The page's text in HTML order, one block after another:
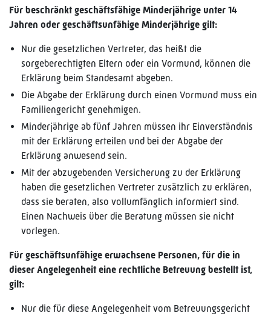
Für beschränkt geschäftsfähige Minderjährige unter 14
Jahren oder geschäftsunfähige Minderjährige gilt:
Nur die gesetzlichen Vertreter, das heißt die
sorgeberechtigten Eltern oder ein Vormund, können die
Erklärung beim Standesamt abgeben.
Die Abgabe der Erklärung durch einen Vormund muss ein
Familiengericht genehmigen.
Minderjährige ab fünf Jahren müssen ihr Einverständnis
mit der Erklärung erteilen und bei der Abgabe der
Erklärung anwesend sein.
Mit der abzugebenden Versicherung zu der Erklärung
haben die gesetzlichen Vertreter zusätzlich zu erklären,
dass sie beraten, also vollumfänglich informiert sind.
Einen Nachweis über die Beratung müssen sie nicht
vorlegen.
Für geschäftsunfähige erwachsene Personen, für die in
dieser Angelegenheit eine rechtliche Betreuung bestellt ist,
gilt:
Nur die für diese Angelegenheit vom Betreuungsgericht